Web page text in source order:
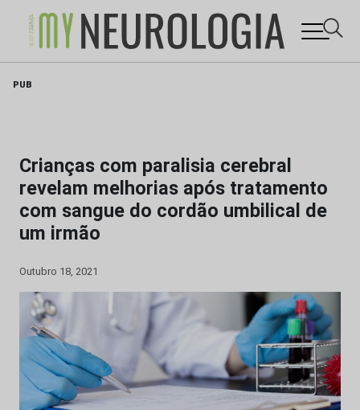
PUB
Crianças com paralisia cerebral
revelam melhorias após tratamento
com sangue do cordão umbilical de
um irmão
Outubro 18, 2021